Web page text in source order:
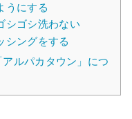
うにする
シゴシ洗わない
シングをする
ルパカタウン」につ